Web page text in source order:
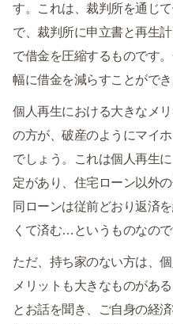
す。これは、裁判所を通じ
で、裁判所に申立書と再生
で借金を圧縮するものです
幅に借金を減らすことができ
個人再生における大きなメ
の方が、破産のようにマイ
でしょう。これは個人再生
定があり、住宅ローン以外
同ローンは従前どおり返済
くて済む…というものなので
ただ、持ち家のない方は、
メリットも大きなものがあ
とお話を聞き、ご自身の経